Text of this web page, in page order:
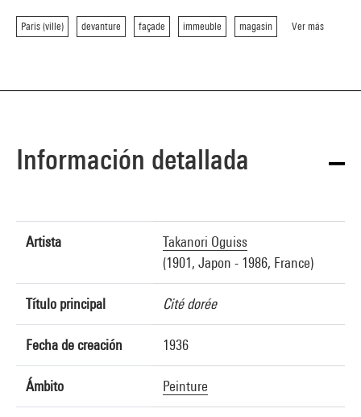
Paris (ville) devanture façade immeuble magasin Ver más
Información detallada
Artista
Takanori Oguiss
(1901, Japon - 1986, France)
Título principal Cité dorée
Fecha de creación 1936
Ámbito Peinture